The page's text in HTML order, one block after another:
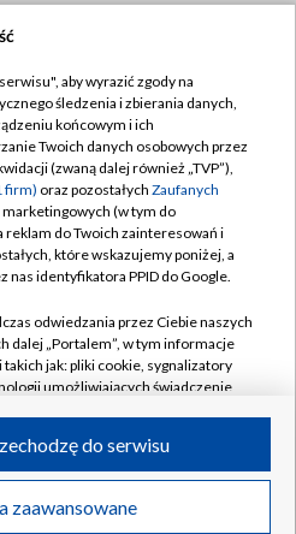
TVP
TVP
prywatności
zgody
Pomoc
Kontakt
Kanały
S.A. w likwidacji
aby wyrazić zgody na
śledzenia i zbierania danych,
końcowym i ich
Twoich danych osobowych przez
(zwaną dalej również „TVP”),
firm) oraz pozostałych Zaufanych
marketingowych (w tym do
do Twoich zainteresowań i
które wskazujemy poniżej, a
nas identyfikatora PPID do Google.
odwiedzania przez Ciebie naszych
dalej „Portalem”, w tym informacje
jak: pliki cookie, sygnalizatory
umożliwiających świadczenie
odwiedzania przez Ciebie
takie jak adresy IP, identyfikatory
zaawansowane
do serwisu